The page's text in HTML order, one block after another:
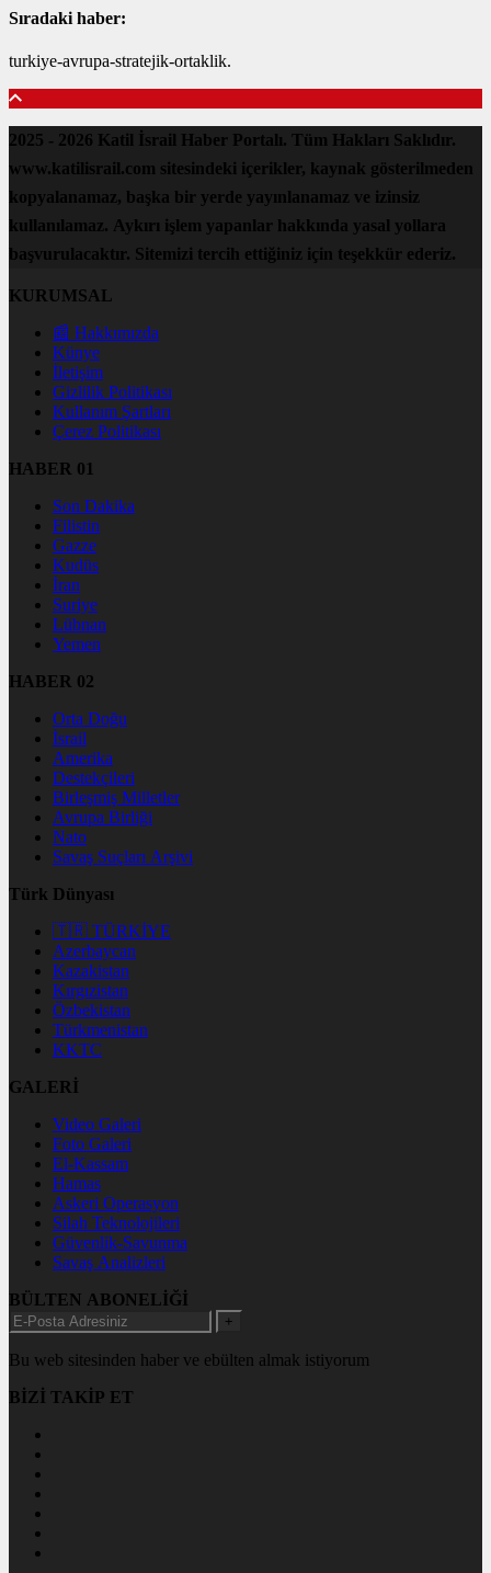
Sıradaki haber:
turkiye-avrupa-stratejik-ortaklik.
2025 - 2026 Katil İsrail Haber Portalı. Tüm Hakları Saklıdır.
www.katilisrail.com sitesindeki içerikler, kaynak gösterilmeden
kopyalanamaz, başka bir yerde yayınlanamaz ve izinsiz
kullanılamaz. Aykırı işlem yapanlar hakkında yasal yollara
başvurulacaktır. Sitemizi tercih ettiğiniz için teşekkür ederiz.
KURUMSAL
📰 Hakkımızda
Künye
İletişim
Gizlilik Politikası
Kullanım Şartları
Çerez Politikası
HABER 01
Son Dakika
Filistin
Gazze
Kudüs
İran
Suriye
Lübnan
Yemen
HABER 02
Orta Doğu
İsrail
Amerika
Destekçileri
Birleşmiş Milletler
Avrupa Birliği
Nato
Savaş Suçları Arşivi
Türk Dünyası
🇹🇷 TÜRKİYE
Azerbaycan
Kazakistan
Kırgızistan
Özbekistan
Türkmenistan
KKTC
GALERİ
Video Galeri
Foto Galeri
El-Kassam
Hamas
Askeri Operasyon
Silah Teknolojileri
Güvenlik-Savunma
Savaş Analizleri
BÜLTEN ABONELİĞİ
+
Bu web sitesinden haber ve ebülten almak istiyorum
BİZİ TAKİP ET